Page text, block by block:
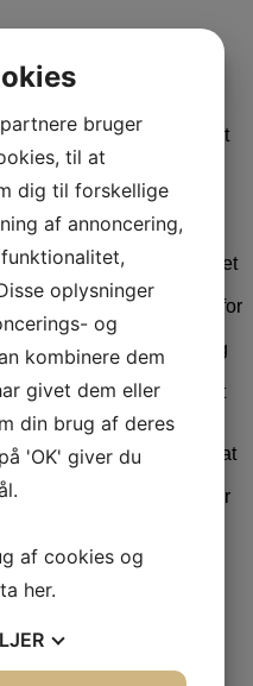
sin mand uden helt
et brev om, at
hende arve en hytte på
at rejse fra Danmark til
er alt fremmed. Selv
bedstefar har
krop. Kan hun overhovedet
er den mand, der
hinanden? Og hvorfor
tændstikæsker i
for mordbrand, og
i et familiedrama, der
hendes skilsmisse i et
sted og en roman om at
En fortælling om
man mister og den, der
Kvinden der
bruger
til at
dig til forskellige
af annoncering,
oplysninger
og
kombinere dem
givet dem eller
din brug af deres
'OK' giver du
af cookies og
her.